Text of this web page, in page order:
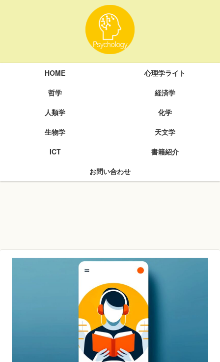
HOME
心理学ライト
哲学
経済学
人類学
化学
生物学
天文学
ICT
書籍紹介
お問い合わせ